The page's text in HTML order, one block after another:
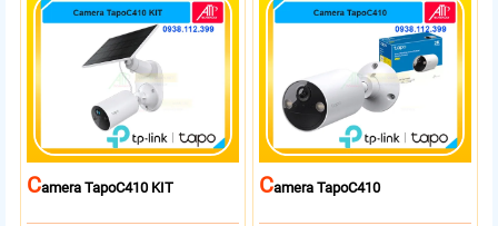
CAmera TapoC410 KIT CAmera TapoC410